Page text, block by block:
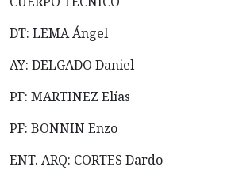
DT: LEMA Ángel
AY: DELGADO Daniel
PF: MARTINEZ Elías
PF: BONNIN Enzo
ENT. ARQ: CORTES Dardo